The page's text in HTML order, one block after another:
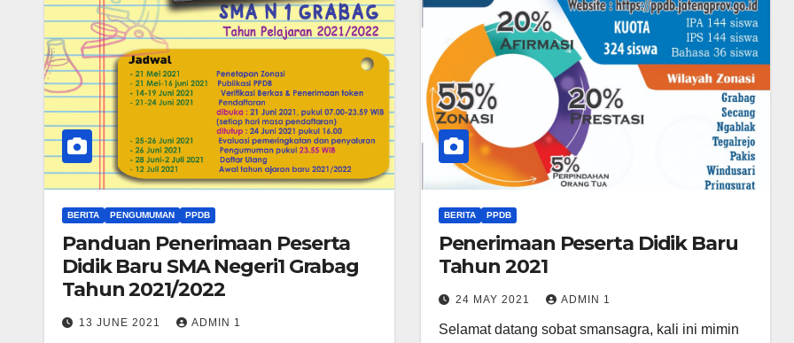
BERITA PENGUMUMAN PPDB
Panduan Penerimaan Peserta
Didik Baru SMA Negeri1 Grabag
Tahun 2021/2022
13 JUNE 2021 ADMIN 1
BERITA PPDB
Penerimaan Peserta Didik Baru
Tahun 2021
24 MAY 2021 ADMIN 1
Selamat datang sobat smansagra, kali ini mimin